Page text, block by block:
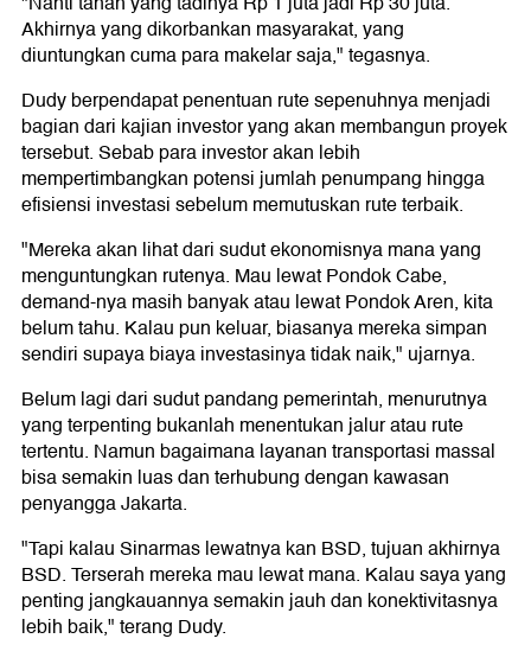
Akhirnya yang dikorbankan masyarakat, yang
diuntungkan cuma para makelar saja," tegasnya.
Dudy berpendapat penentuan rute sepenuhnya menjadi
bagian dari kajian investor yang akan membangun proyek
tersebut. Sebab para investor akan lebih
mempertimbangkan potensi jumlah penumpang hingga
efisiensi investasi sebelum memutuskan rute terbaik.
"Mereka akan lihat dari sudut ekonomisnya mana yang
menguntungkan rutenya. Mau lewat Pondok Cabe,
demand-nya masih banyak atau lewat Pondok Aren, kita
belum tahu. Kalau pun keluar, biasanya mereka simpan
sendiri supaya biaya investasinya tidak naik," ujarnya.
Belum lagi dari sudut pandang pemerintah, menurutnya
yang terpenting bukanlah menentukan jalur atau rute
tertentu. Namun bagaimana layanan transportasi massal
bisa semakin luas dan terhubung dengan kawasan
penyangga Jakarta.
"Tapi kalau Sinarmas lewatnya kan BSD, tujuan akhirnya
BSD. Terserah mereka mau lewat mana. Kalau saya yang
penting jangkauannya semakin jauh dan konektivitasnya
lebih baik," terang Dudy.